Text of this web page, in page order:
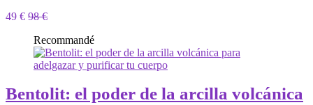
49 € 98 €
Recommandé
Bentolit: el poder de la arcilla volcánica